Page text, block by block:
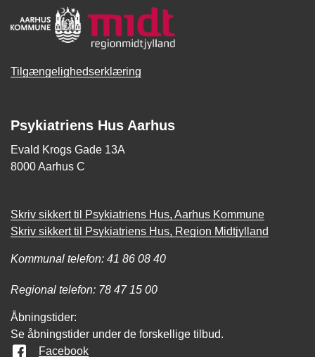
Tilgængelighedserklæring
Psykiatriens Hus Aarhus
Evald Krogs Gade 13A
8000 Aarhus C
Skriv sikkert til Psykiatriens Hus, Aarhus Kommune
Skriv sikkert til Psykiatriens Hus, Region Midtjylland
Kommunal telefon: 41 86 08 40
Regional telefon: 78 47 15 00
Åbningstider:
Se åbningstider under de forskellige tilbud.
Facebook